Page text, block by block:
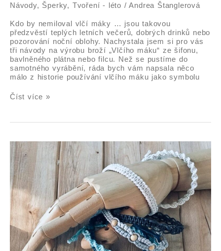
Návody, Šperky, Tvoření - léto /Andrea Štanglerová
Kdo by nemiloval vlčí máky … jsou takovou
předzvěstí teplých letních večerů, dobrých drinků nebo
pozorování noční oblohy. Nachystala jsem si pro vás
tři návody na výrobu broží „Vlčího máku“ ze šifonu,
bavlněného plátna nebo filcu. Než se pustíme do
samotného vyrábění, ráda bych vám napsala něco
málo z historie používání vlčího máku jako symbolu
Číst více »
Drhané
„macramé“
náramky
návod